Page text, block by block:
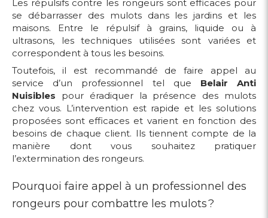
Les répulsifs contre les rongeurs sont efficaces pour
se débarrasser des mulots dans les jardins et les
maisons. Entre le répulsif à grains, liquide ou à
ultrasons, les techniques utilisées sont variées et
correspondent à tous les besoins.
Toutefois, il est recommandé de faire appel au
service d’un professionnel tel que Belair Anti
Nuisibles pour éradiquer la présence des mulots
chez vous. L’intervention est rapide et les solutions
proposées sont efficaces et varient en fonction des
besoins de chaque client. Ils tiennent compte de la
manière dont vous souhaitez pratiquer
l’extermination des rongeurs.
Pourquoi faire appel à un professionnel des
rongeurs pour combattre les mulots ?